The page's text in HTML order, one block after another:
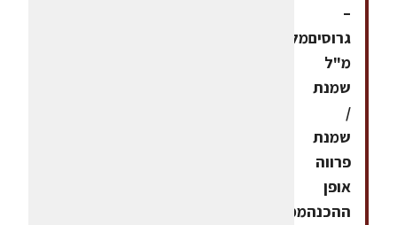
–
מ"ל
שמנת
/
שמנת
פרווה
אופן
ההכנהממיסים